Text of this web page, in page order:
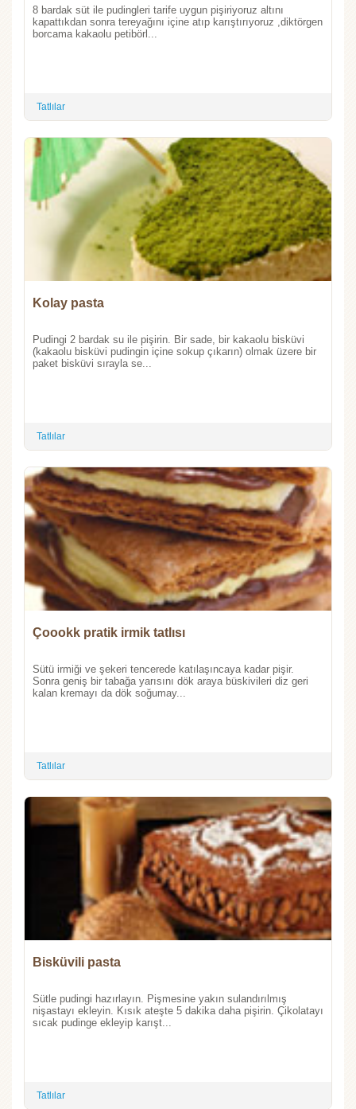
8 bardak süt ile pudingleri tarife uygun pişiriyoruz altını
kapattıkdan sonra tereyağını içine atıp karıştırıyoruz ,diktörgen
borcama kakaolu petibörl...
Tatlılar
Kolay pasta
Pudingi 2 bardak su ile pişirin. Bir sade, bir kakaolu bisküvi
(kakaolu bisküvi pudingin içine sokup çıkarın) olmak üzere bir
paket bisküvi sırayla se...
Tatlılar
Çoookk pratik irmik tatlısı
Sütü irmiği ve şekeri tencerede katılaşıncaya kadar pişir.
Sonra geniş bir tabağa yarısını dök araya büskivileri diz geri
kalan kremayı da dök soğumay...
Tatlılar
Bisküvili pasta
Sütle pudingi hazırlayın. Pişmesine yakın sulandırılmış
nişastayı ekleyin. Kısık ateşte 5 dakika daha pişirin. Çikolatayı
sıcak pudinge ekleyip karışt...
Tatlılar